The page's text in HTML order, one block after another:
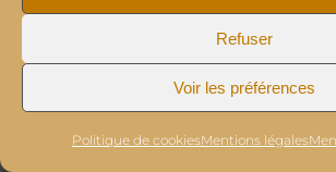
Refuser
Voir les préférences
Politique de cookiesMentions légales